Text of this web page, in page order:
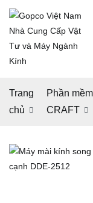
Chuyển
nội
dung
Ngành Kính
Trang
chủ
Phần
CRAFT